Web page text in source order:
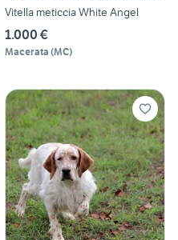
Vitella meticcia White Angel
1.000 €
Macerata (MC)